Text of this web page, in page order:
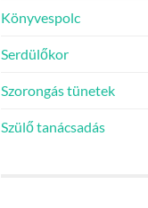
Könyvespolc
Serdülőkor
Szorongás tünetek
Szülő tanácsadás